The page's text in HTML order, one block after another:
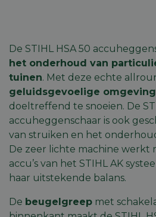
De STIHL HSA 50
het onderhoud van
tuinen. Met deze echte
geluidsgevoelige
doeltreffend te snoeien. De
accuheggenschaar is ook
van struiken en het
De zeer lichte machine werkt
accu’s van het STIHL AK
haar uitstekende balans.
De beugelgreep met